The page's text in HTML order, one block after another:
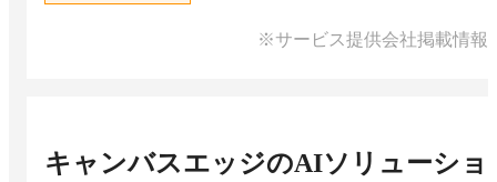
※サービス提供会社掲載情報
キャンバスエッジのAIソリューショ